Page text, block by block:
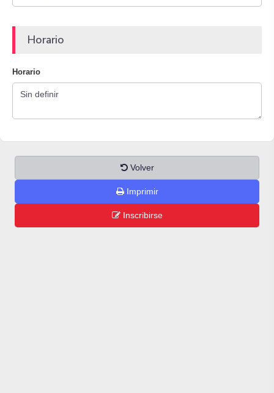
Horario
Horario
Volver
Imprimir
Inscribirse